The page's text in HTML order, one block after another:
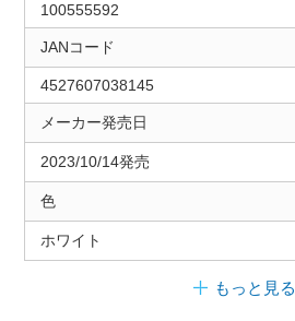
100555592
JANコード
4527607038145
メーカー発売日
2023/10/14発売
色
ホワイト
もっと見る